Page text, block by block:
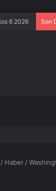
6 2026 Son
/ Haber /